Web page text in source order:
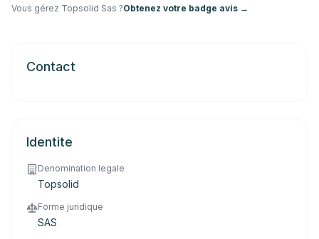
Vous gérez Topsolid Sas ?Obtenez votre badge avis →
Contact
Identite
Denomination legale
Topsolid
Forme juridique
SAS